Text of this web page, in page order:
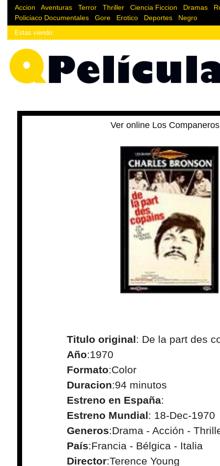
Accion Aventuras Terror Thriller Ciencia Ficcion Dramas
Policiaco Documentales Gore Erotico Deportes Negro
Estas viendo:
Ver online Los
Titulo original: De la part des
Año:1970
Formato:Color
Duracion:94 minutos
Estreno en España:
Estreno Mundial: 18-Dec-1970
Generos:Drama - Acción -
País:Francia - Bélgica - Italia
Director:Terence Young